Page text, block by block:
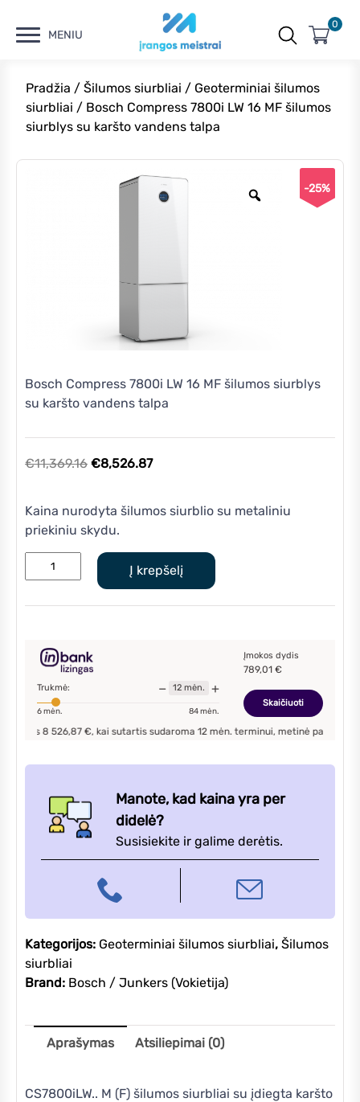
MENIU
0
Pradžia / Šilumos siurbliai / Geoterminiai šilumos
siurbliai / Bosch Compress 7800i LW 16 MF šilumos
siurblys su karšto vandens talpa
-25%
Bosch Compress 7800i LW 16 MF šilumos siurblys
su karšto vandens talpa
€11,369.16 Original
€11,369.16.
€8,526.87Current
€8,526.87.
Kaina nurodyta šilumos siurblio su metaliniu
priekiniu skydu.
produkto
kiekis:
LW
MF
šilumos
siurblys
karšto
talpa
Į krepšelį
Trukmė: − 12 mėn. +
6mėn. 84mėn.
Įmokos dydis
789,01 €
Skaičiuoti
8 526,87 €, kai sutartis sudaroma12mėn. terminui, metinė palūkanų norma –
Manote, kad kaina yra per
didelė?
Susisiekite ir galime derėtis.
Kategorijos: Geoterminiai šilumos siurbliai, Šilumos
siurbliai
Brand: Bosch / Junkers (Vokietija)
Aprašymas Atsiliepimai (0)
CS7800iLW.. M (F) šilumos siurbliai su įdiegta karšto